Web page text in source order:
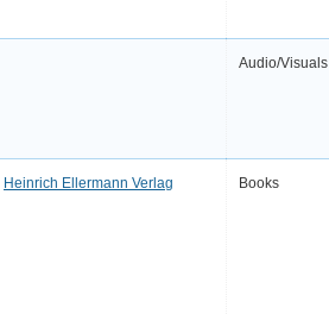
Audio/Visuals
Heinrich Ellermann Verlag Books